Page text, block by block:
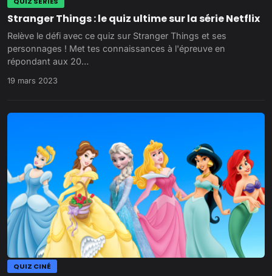
Stranger Things : le quiz ultime sur la série Netflix
Relève le défi avec ce quiz sur Stranger Things et ses
personnages ! Met tes connaissances à l'épreuve en
répondant aux 20…
19 mars 2023
QUIZ CINÉ